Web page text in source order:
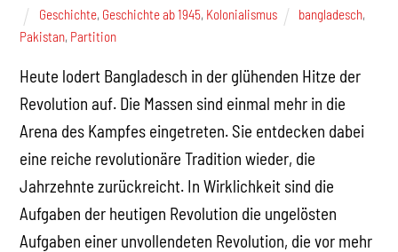
Geschichte, Geschichte ab 1945, Kolonialismus bangladesch,
Pakistan, Partition
Heute lodert Bangladesch in der glühenden Hitze der
Revolution auf. Die Massen sind einmal mehr in die
Arena des Kampfes eingetreten. Sie entdecken dabei
eine reiche revolutionäre Tradition wieder, die
Jahrzehnte zurückreicht. In Wirklichkeit sind die
Aufgaben der heutigen Revolution die ungelösten
Aufgaben einer unvollendeten Revolution, die vor mehr